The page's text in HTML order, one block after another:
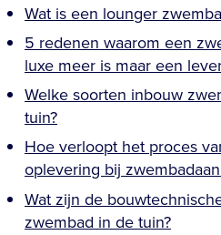
Wat is een lounger
5 redenen waarom een
luxe meer is maar een
Welke soorten inbouw
tuin?
Hoe verloopt het proces
oplevering bij
Wat zijn de
zwembad in de tuin?